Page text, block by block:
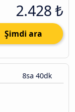
2.428 ₺
Şimdi ara
8sa 40dk